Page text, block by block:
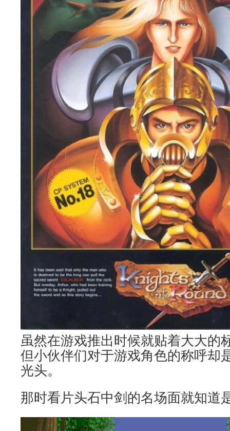
虽然在游戏推出时候就贴着大大的
但小伙伴们对于游戏角色的称呼
光头。
那时看片头石中剑的名场面就知道